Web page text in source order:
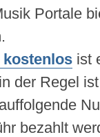
Portale
kostenlosist
der Regel
bezahlt